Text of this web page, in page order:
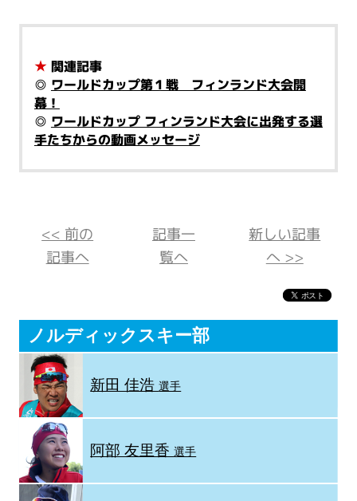
★ 関連記事
◎ ワールドカップ第１戦 フィンランド大会開
幕！
◎ ワールドカップ フィンランド大会に出発する選
手たちからの動画メッセージ
<< 前の
記事へ
記事一
覧へ
新しい記事
へ >>
ノルディックスキー部
新田 佳浩選手
阿部 友里香選手